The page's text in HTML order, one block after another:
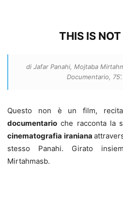
THIS IS
di Jafar Panahi, Mojtaba
Documentario,
Questo non è un film,
documentario che racconta la
cinematografia iraniana
stesso Panahi. Girato
Mirtahmasb.